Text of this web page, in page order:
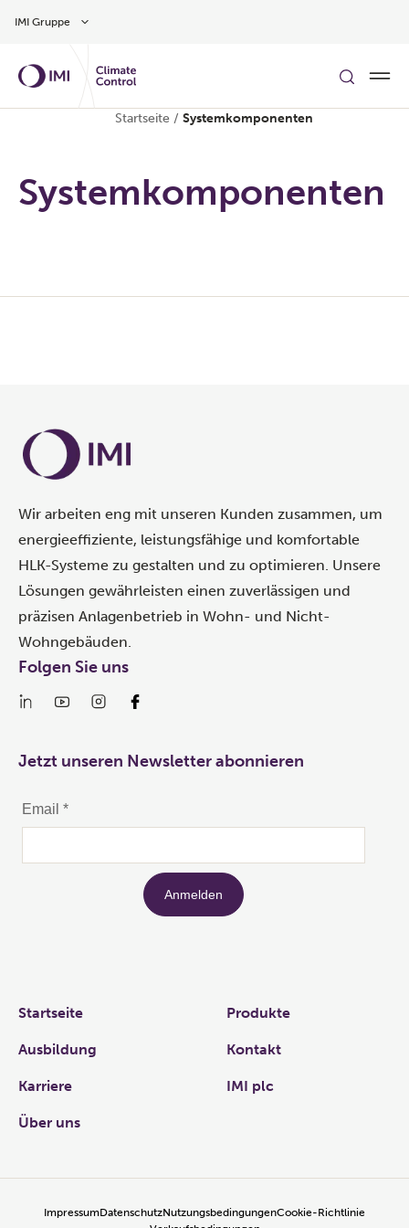
IMI Gruppe
Startseite/ Systemkomponenten
Systemkomponenten
Wir arbeiten eng mit unseren Kunden zusammen, um
energieeffiziente, leistungsfähige und komfortable
HLK-Systeme zu gestalten und zu optimieren. Unsere
Lösungen gewährleisten einen zuverlässigen und
präzisen Anlagenbetrieb in Wohn- und Nicht-
Wohngebäuden.
Links
Startseite Produkte
Ausbildung Kontakt
Karriere IMI plc
Über uns
Folgen Sie uns
Jetzt unseren Newsletter abonnieren
ImpressumDatenschutzNutzungsbedingungenCookie-Richtlinie